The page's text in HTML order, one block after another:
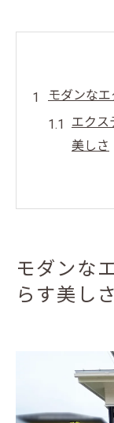
モダンな
エクス
美しさ
モダ
外構デ
調和
シンプル
エク
モダンな
らす美しさ